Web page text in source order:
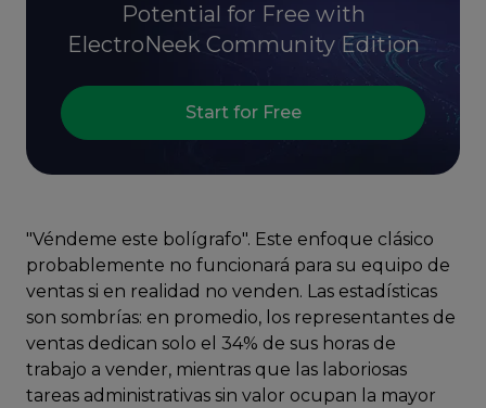
"Véndeme este bolígrafo". Este enfoque clásico
probablemente no funcionará para su equipo de
ventas si en realidad no venden. Las estadísticas
son sombrías: en promedio, los representantes de
ventas dedican solo el 34% de sus horas de
trabajo a vender, mientras que las laboriosas
tareas administrativas sin valor ocupan la mayor
Potential for Free with
ElectroNeek Community Edition
Start for Free